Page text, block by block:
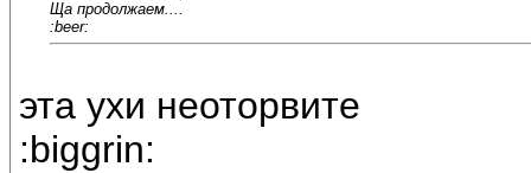
Ща продолжаем....
:beer:
эта ухи неоторвите
:biggrin: